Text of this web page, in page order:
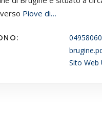
Piove di…
Sito Web